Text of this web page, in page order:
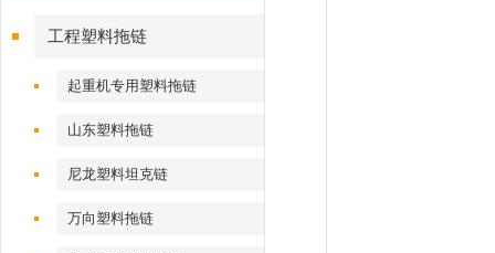
工程塑料拖链
起重机专用塑料拖链
山东塑料拖链
尼龙塑料坦克链
万向塑料拖链